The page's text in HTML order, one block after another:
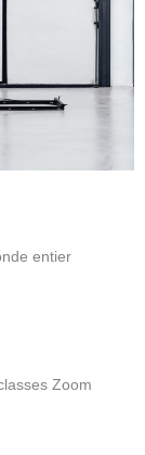
entier
Zoom